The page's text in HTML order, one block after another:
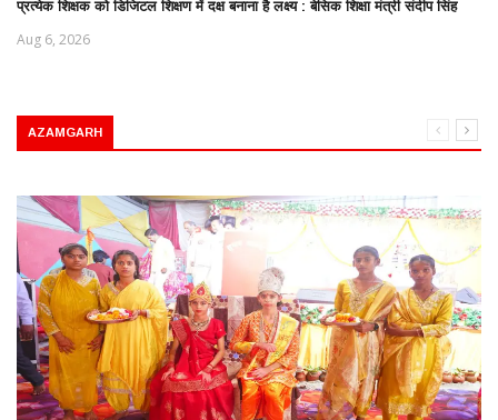
प्रत्येक शिक्षक को डिजिटल शिक्षण में दक्ष बनाना है लक्ष्य : बेसिक शिक्षा मंत्री संदीप सिंह
Aug 6, 2026
AZAMGARH